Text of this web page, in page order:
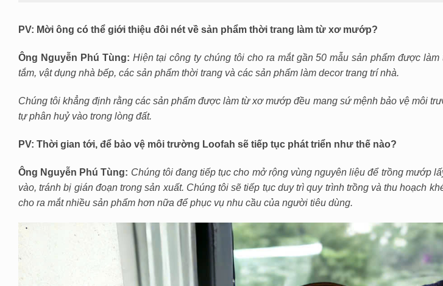
PV: Mời ông có thể giới thiệu đôi nét về sản phẩm thời trang làm từ xơ mướp?
Ông Nguyễn Phú Tùng: Hiện tại công ty chúng tôi cho ra mắt gần 50 mẫu sản phẩm được
tắm, vật dụng nhà bếp, các sản phẩm thời trang và các sản phẩm làm decor trang trí nhà.
Chúng tôi khẳng định rằng các sản phẩm được làm từ xơ mướp đều mang sứ mệnh bảo vệ môi
tự phân huỷ vào trong lòng đất.
PV: Thời gian tới, để bảo vệ môi trường Loofah sẽ tiếp tục phát triển như thế nào?
Ông Nguyễn Phú Tùng: Chúng tôi đang tiếp tục cho mở rộng vùng nguyên liệu để trồng mướp
vào, tránh bị gián đoạn trong sản xuất. Chúng tôi sẽ tiếp tục duy trì quy trình trồng và thu hoạch
cho ra mắt nhiều sản phẩm hơn nữa để phục vụ nhu cầu của người tiêu dùng.